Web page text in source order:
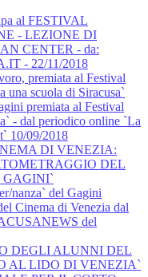
al FESTIVAL
- LEZIONE DI
CENTER - da:
- 22/11/2018
premiata al Festival
una scuola di Siracusa`
premiata al Festival
- dal periodico online `La
10/09/2018
DI VENEZIA:
DEL
GAGINI`
nanza` del Gagini
Cinema di Venezia dal
del
DEGLI ALUNNI DEL
AL LIDO DI VENEZIA`